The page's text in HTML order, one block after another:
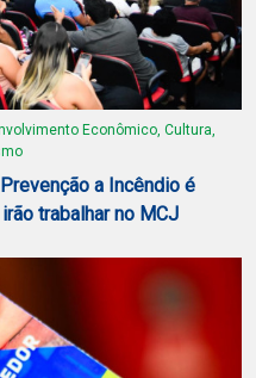
Econômico, Cultura,
a Incêndio é
trabalhar no MCJ